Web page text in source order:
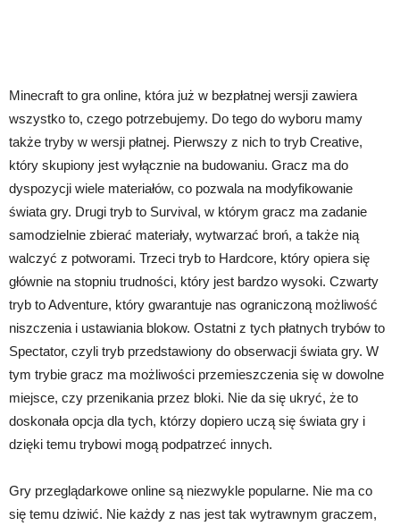
Minecraft to gra online, która już w bezpłatnej wersji zawiera
wszystko to, czego potrzebujemy. Do tego do wyboru mamy
także tryby w wersji płatnej. Pierwszy z nich to tryb Creative,
który skupiony jest wyłącznie na budowaniu. Gracz ma do
dyspozycji wiele materiałów, co pozwala na modyfikowanie
świata gry. Drugi tryb to Survival, w którym gracz ma zadanie
samodzielnie zbierać materiały, wytwarzać broń, a także nią
walczyć z potworami. Trzeci tryb to Hardcore, który opiera się
głównie na stopniu trudności, który jest bardzo wysoki. Czwarty
tryb to Adventure, który gwarantuje nas ograniczoną możliwość
niszczenia i ustawiania blokow. Ostatni z tych płatnych trybów to
Spectator, czyli tryb przedstawiony do obserwacji świata gry. W
tym trybie gracz ma możliwości przemieszczenia się w dowolne
miejsce, czy przenikania przez bloki. Nie da się ukryć, że to
doskonała opcja dla tych, którzy dopiero uczą się świata gry i
dzięki temu trybowi mogą podpatrzeć innych.
Gry przeglądarkowe online są niezwykle popularne. Nie ma co
się temu dziwić. Nie każdy z nas jest tak wytrawnym graczem,